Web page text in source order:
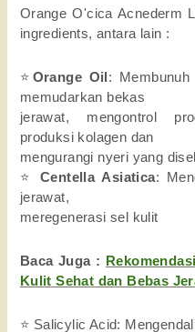
Orange O'cica Acnederm
ingredients, antara lain :
⭐ Orange Oil :
memudarkan bekas
jerawat, mengontrol
produksi kolagen dan
mengurangi nyeri yang
⭐ Centella Asiatica:
jerawat,
meregenerasi sel kulit
Baca Juga :
Kulit Sehat dan Bebas
⭐ Salicylic Acid: